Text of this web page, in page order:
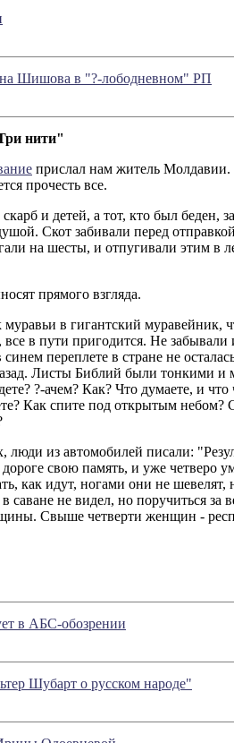
Шишова в "?-лободневном" РП
нити"
прислал нам житель Молдавии.
прочесть все.
и детей, а тот, кто был беден,
Скот забивали перед
на шесты, и отпугивали этим в
прямого взгляда.
в гигантский муравейник,
в пути пригодится. Не
переплете в стране не
Листы Библий были тонкими и
?-ачем? Как? Что думаете, и
Как спите под открытым
люди из автомобилей писали:
дороге свою память, и уже
как идут, ногами они не
саване не видел, но поручиться
Свыше четверти женщин -
в АБС-обозрении
Шубарт о русском народе"